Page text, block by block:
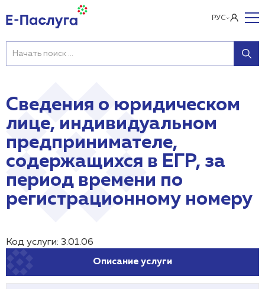
РУС
Сведения о юридическом
лице, индивидуальном
предпринимателе,
содержащихся в ЕГР, за
период времени по
регистрационному номеру
Код услуги: 3.01.06
Описание услуги